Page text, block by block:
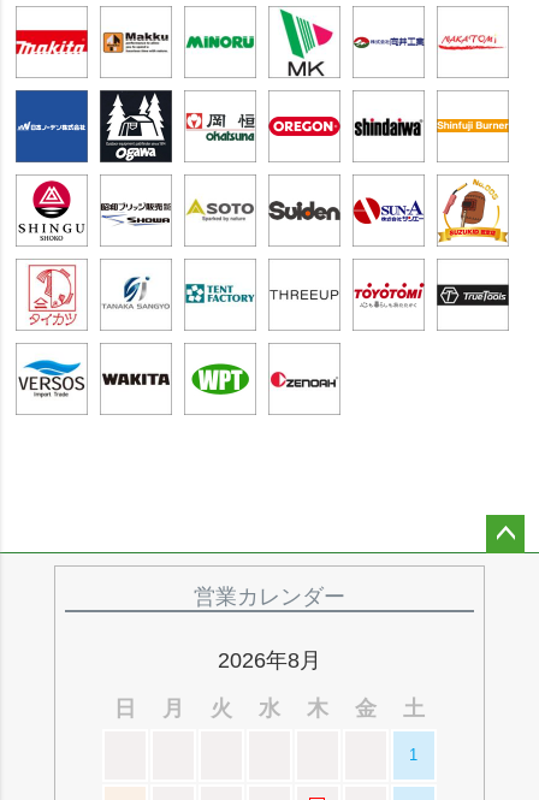
営業カレンダー
2026年8月
日
月 火 水 木 金 土
1